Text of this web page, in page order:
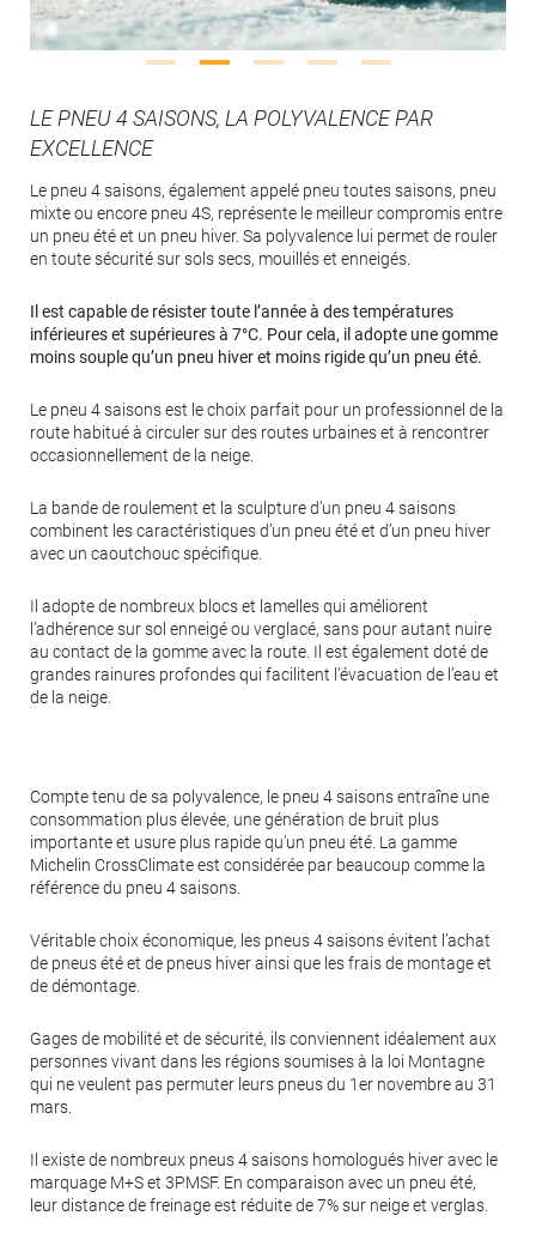
LE PNEU 4 SAISONS, LA POLYVALENCE PAR
EXCELLENCE
Le pneu 4 saisons, également appelé pneu toutes saisons, pneu
mixte ou encore pneu 4S, représente le meilleur compromis entre
un pneu été et un pneu hiver. Sa polyvalence lui permet de rouler
en toute sécurité sur sols secs, mouillés et enneigés.
Il est capable de résister toute l’année à des températures
inférieures et supérieures à 7°C. Pour cela, il adopte une gomme
moins souple qu’un pneu hiver et moins rigide qu’un pneu été.
Le pneu 4 saisons est le choix parfait pour un professionnel de la
route habitué à circuler sur des routes urbaines et à rencontrer
occasionnellement de la neige.
La bande de roulement et la sculpture d’un pneu 4 saisons
combinent les caractéristiques d’un pneu été et d’un pneu hiver
avec un caoutchouc spécifique.
Il adopte de nombreux blocs et lamelles qui améliorent
l’adhérence sur sol enneigé ou verglacé, sans pour autant nuire
au contact de la gomme avec la route. Il est également doté de
grandes rainures profondes qui facilitent l’évacuation de l’eau et
de la neige.
Compte tenu de sa polyvalence, le pneu 4 saisons entraîne une
consommation plus élevée, une génération de bruit plus
importante et usure plus rapide qu’un pneu été. La gamme
Michelin CrossClimate est considérée par beaucoup comme la
référence du pneu 4 saisons.
Véritable choix économique, les pneus 4 saisons évitent l’achat
de pneus été et de pneus hiver ainsi que les frais de montage et
de démontage.
Gages de mobilité et de sécurité, ils conviennent idéalement aux
personnes vivant dans les régions soumises à la loi Montagne
qui ne veulent pas permuter leurs pneus du 1er novembre au 31
mars.
Il existe de nombreux pneus 4 saisons homologués hiver avec le
marquage M+S et 3PMSF. En comparaison avec un pneu été,
leur distance de freinage est réduite de 7% sur neige et verglas.